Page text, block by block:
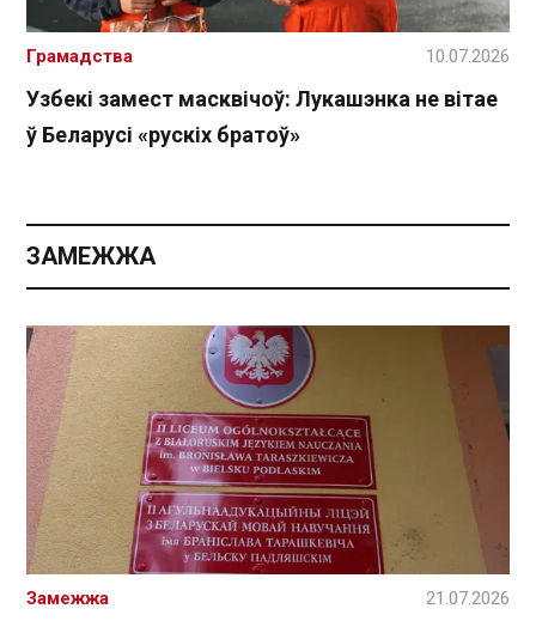
Узбекі замест масквічоў: Лукашэнка не вітае
ў Беларусі «рускіх братоў»
Грамадства 10.07.2026
ЗАМЕЖЖА
Замежжа 21.07.2026